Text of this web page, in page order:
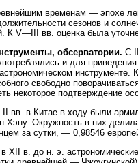
временам — эпохе
сезонов и
К V—III вв. оценка была
обсерватории. С
и для
инструменте.
свободно
некоторое подтверждение
вв. в Китае в ходу были
Хэну. Окружность в них
за сутки, — 0,98546
XII в. до н. э.